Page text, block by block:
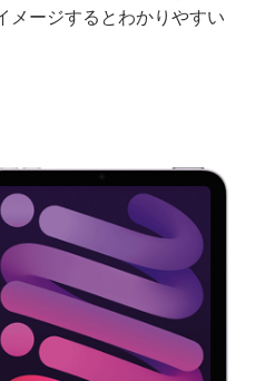
メージするとわかりやすい